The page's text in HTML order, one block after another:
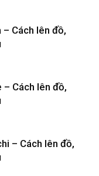
Cách lên đồ,
– Cách lên đồ,
– Cách lên đồ,